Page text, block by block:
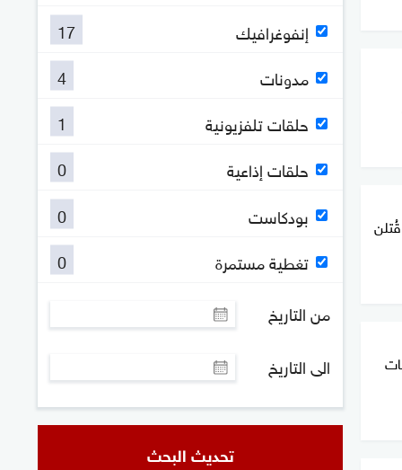
قُتلن
إنفوغرافيك
17
مدونات
4
حلقات تلفزيونية
1
حلقات إذاعية
0
بودكاست
0
تغطية مستمرة
0
من التاريخ
الى التاريخ
تحديث البحث